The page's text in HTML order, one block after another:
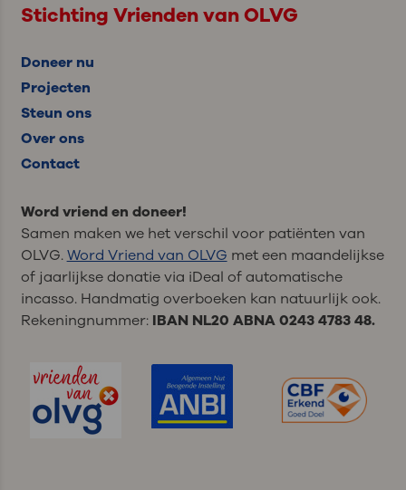
Stichting Vrienden van OLVG
Doneer nu
Projecten
Steun ons
Over ons
Contact
Word vriend en doneer!
Samen maken we het verschil voor patiënten van
OLVG.Word Vriend van OLVG met een maandelijkse
of jaarlijkse donatie via iDeal of automatische
incasso. Handmatig overboeken kan natuurlijk ook.
Rekeningnummer: IBAN NL20 ABNA 0243 4783 48.